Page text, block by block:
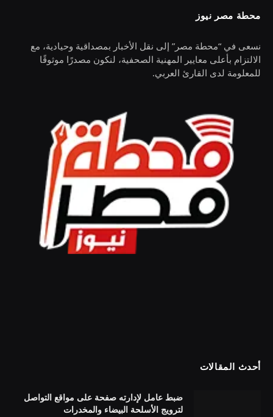
محطة مصر نيوز
نسعى في “محطة مصر” إلى نقل الأخبار بمصداقية وحيادية، مع
الالتزام بأعلى معايير المهنية الصحفية، لنكون مصدرًا موثوقًا
للمعلومة لدى القارئ العربي.
أحدث المقالات
ضبط عامل لإدارته صفحة على مواقع التواصل
لترويج الأسلحة البيضاء والمخدرات